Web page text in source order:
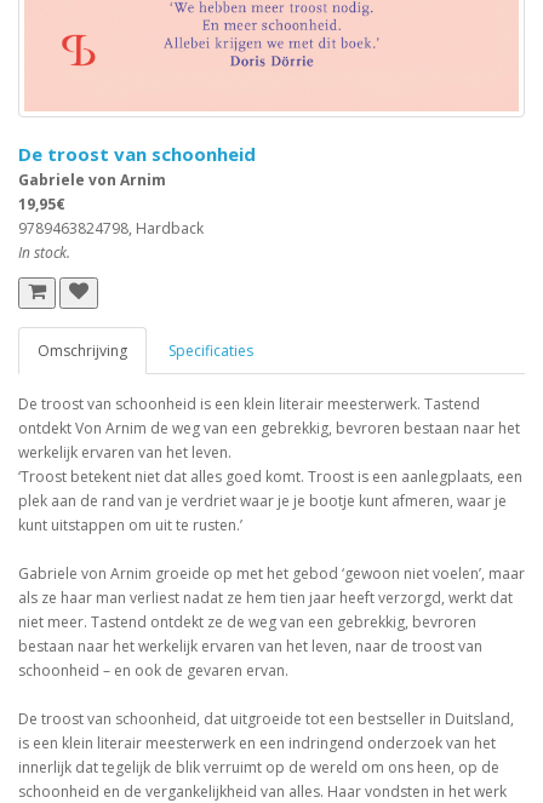
De troost van schoonheid
Gabriele von Arnim
19,95€
9789463824798, Hardback
In stock.
Omschrijving Specificaties
De troost van schoonheid is een klein literair meesterwerk. Tastend
ontdekt Von Arnim de weg van een gebrekkig, bevroren bestaan naar het
werkelijk ervaren van het leven.
‘Troost betekent niet dat alles goed komt. Troost is een aanlegplaats, een
plek aan de rand van je verdriet waar je je bootje kunt afmeren, waar je
kunt uitstappen om uit te rusten.’
Gabriele von Arnim groeide op met het gebod ‘gewoon niet voelen’, maar
als ze haar man verliest nadat ze hem tien jaar heeft verzorgd, werkt dat
niet meer. Tastend ontdekt ze de weg van een gebrekkig, bevroren
bestaan naar het werkelijk ervaren van het leven, naar de troost van
schoonheid – en ook de gevaren ervan.
De troost van schoonheid, dat uitgroeide tot een bestseller in Duitsland,
is een klein literair meesterwerk en een indringend onderzoek van het
innerlijk dat tegelijk de blik verruimt op de wereld om ons heen, op de
schoonheid en de vergankelijkheid van alles. Haar vondsten in het werk